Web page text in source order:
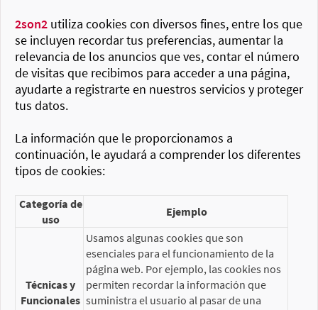
2son2 utiliza cookies con diversos fines, entre los que
se incluyen recordar tus preferencias, aumentar la
relevancia de los anuncios que ves, contar el número
de visitas que recibimos para acceder a una página,
ayudarte a registrarte en nuestros servicios y proteger
tus datos.
La información que le proporcionamos a
continuación, le ayudará a comprender los diferentes
tipos de cookies:
Categoría de
uso
Ejemplo
Técnicas y
Funcionales
Usamos algunas cookies que son
esenciales para el funcionamiento de la
página web. Por ejemplo, las cookies nos
permiten recordar la información que
suministra el usuario al pasar de una